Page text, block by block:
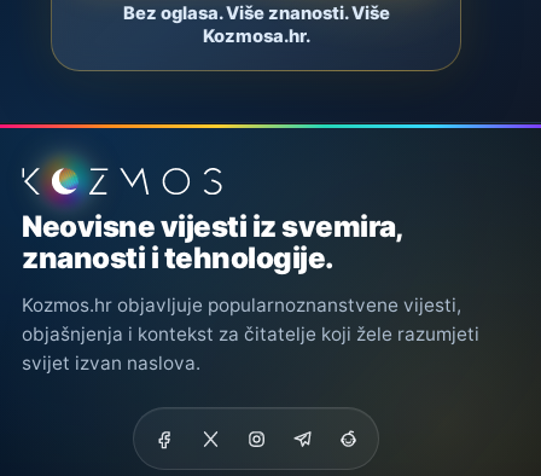
Bez oglasa. Više znanosti. Više
Kozmosa.hr.
Podnožje stranice
Neovisne vijesti iz svemira,
znanosti i tehnologije.
Kozmos.hr objavljuje popularnoznanstvene vijesti,
objašnjenja i kontekst za čitatelje koji žele razumjeti
svijet izvan naslova.